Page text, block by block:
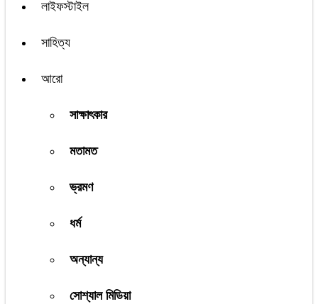
লাইফস্টাইল
সাহিত্য
আরো
সাক্ষাৎকার
মতামত
ভ্রমণ
ধর্ম
অন্যান্য
সোশ্যাল মিডিয়া